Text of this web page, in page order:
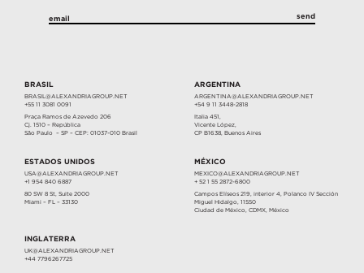
BRASIL
BRASIL@ALEXANDRIAGROUP.NET
+55 11 3081 0091
Praça Ramos de Azevedo 206
Cj. 1510 – República
São Paulo – SP – CEP: 01037-010 Brasil
ARGENTINA
ARGENTINA@ALEXANDRIAGROUP.NET
+54 9 11 3448-2818
Italia 451,
Vicente López,
CP B1638, Buenos Aires
ESTADOS UNIDOS
USA@ALEXANDRIAGROUP.NET
+1 954 840 6887
80 SW 8 St, Suite 2000
Miami – FL – 33130
MÉXICO
MEXICO@ALEXANDRIAGROUP.NET
+ 52 1 55 2872-6800
Campos Elíseos 219, interior 4, Polanco IV Sección
Miguel Hidalgo, 11550
Ciudad de México, CDMX, México
INGLATERRA
UK@ALEXANDRIAGROUP.NET
+44 7796267725